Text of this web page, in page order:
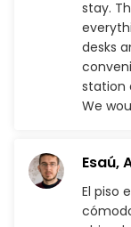
stay.
desks
station
We
Esaú,
El piso